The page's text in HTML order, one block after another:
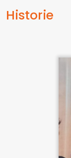
Historie